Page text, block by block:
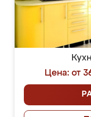
Цена: от